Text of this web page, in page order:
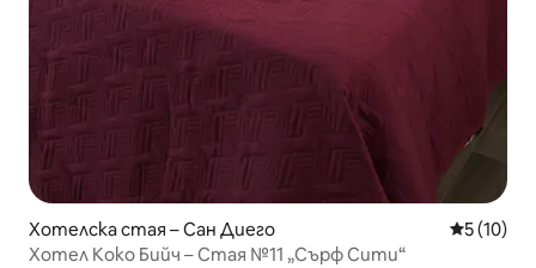
Хотелска стая – Сан Диего Средна
5 (10)
Хотел Коко Бийч – Стая №11 „Сърф Сити“